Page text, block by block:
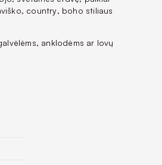
country, boho stiliaus
anklodėms ar lovų